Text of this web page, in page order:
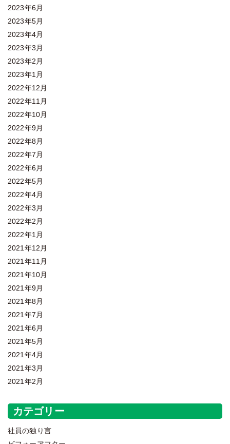
2023年6月
2023年5月
2023年4月
2023年3月
2023年2月
2023年1月
2022年12月
2022年11月
2022年10月
2022年9月
2022年8月
2022年7月
2022年6月
2022年5月
2022年4月
2022年3月
2022年2月
2022年1月
2021年12月
2021年11月
2021年10月
2021年9月
2021年8月
2021年7月
2021年6月
2021年5月
2021年4月
2021年3月
2021年2月
カテゴリー
社員の独り言